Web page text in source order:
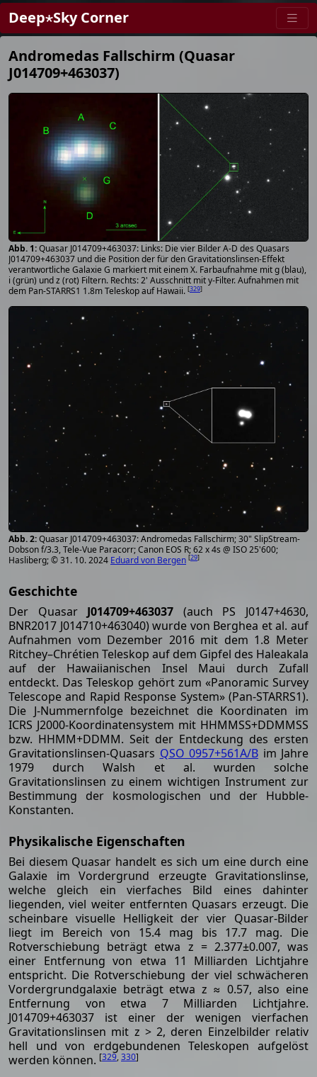
Deep⋆Sky Corner
Andromedas Fallschirm (Quasar
J014709+463037)
Quasar J014709+463037: Links: Die vier Bilder A-D des Quasars
J014709+463037 und die Position der für den Gravitationslinsen-Effekt
verantwortliche Galaxie G markiert mit einem X. Farbaufnahme mit g (blau),
i (grün) und z (rot) Filtern. Rechts: 2' Ausschnitt mit y-Filter. Aufnahmen mit
dem Pan-STARRS1 1.8m Teleskop auf Hawaii. [329]
Quasar J014709+463037: Andromedas Fallschirm; 30" SlipStream-
Dobson f/3.3, Tele-Vue Paracorr; Canon EOS R; 62 x 4s @ ISO 25'600;
Hasliberg; © 31. 10. 2024 Eduard von Bergen [29]
Geschichte
Der Quasar J014709+463037 (auch PS J0147+4630,
BNR2017 J014710+463040) wurde von Berghea et al. auf
Aufnahmen vom Dezember 2016 mit dem 1.8 Meter
Ritchey–Chrétien Teleskop auf dem Gipfel des Haleakala
auf der Hawaiianischen Insel Maui durch Zufall
entdeckt. Das Teleskop gehört zum «Panoramic Survey
Telescope and Rapid Response System» (Pan-STARRS1).
Die J-Nummernfolge bezeichnet die Koordinaten im
ICRS J2000-Koordinatensystem mit HHMMSS+DDMMSS
bzw. HHMM+DDMM. Seit der Entdeckung des ersten
Gravitationslinsen-Quasars QSO 0957+561A/B im Jahre
1979 durch Walsh et al. wurden solche
Gravitationslinsen zu einem wichtigen Instrument zur
Bestimmung der kosmologischen und der Hubble-
Konstanten.
Physikalische Eigenschaften
Bei diesem Quasar handelt es sich um eine durch eine
Galaxie im Vordergrund erzeugte Gravitationslinse,
welche gleich ein vierfaches Bild eines dahinter
liegenden, viel weiter entfernten Quasars erzeugt. Die
scheinbare visuelle Helligkeit der vier Quasar-Bilder
liegt im Bereich von 15.4 mag bis 17.7 mag. Die
Rotverschiebung beträgt etwa z = 2.377±0.007, was
einer Entfernung von etwa 11 Milliarden Lichtjahre
entspricht. Die Rotverschiebung der viel schwächeren
Vordergrundgalaxie beträgt etwa z ≈ 0.57, also eine
Entfernung von etwa 7 Milliarden Lichtjahre.
J014709+463037 ist einer der wenigen vierfachen
Gravitationslinsen mit z > 2, deren Einzelbilder relativ
hell und von erdgebundenen Teleskopen aufgelöst
werden können. [329,330]